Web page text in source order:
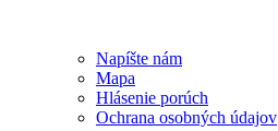
Napíšte nám
Mapa
Hlásenie porúch
Ochrana osobných údajov